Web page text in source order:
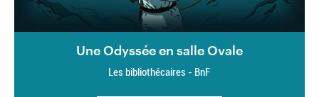
Une Odyssée en salle Ovale
Les bibliothécaires - BnF